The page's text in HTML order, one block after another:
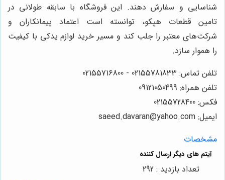
شناسایی و سفارش دهند. این فروشگاه با سابقه طولانی در
تامین قطعات هپکو، توانسته است اعتماد پیمانکاران و
شرکت‌های معتبر را جلب کند و مسیر خرید لوازم یدکی با کیفیت
را هموار سازد.
تلفن تماس: 02155781833 - 02155716800
تلفن همراه: 09121050499
فکس: 02155728400
ایمیل: saeed.davaran@yahoo.com
مشخصات
تعداد بازدید : 292